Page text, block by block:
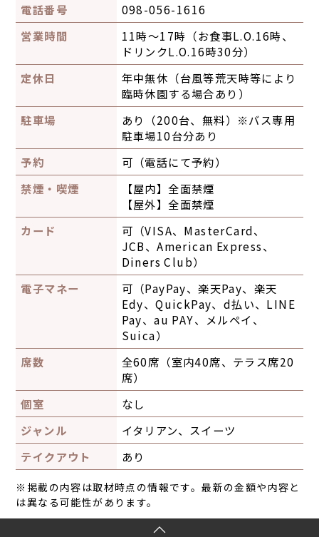
電話番号
098-056-1616
営業時間
11時〜17時（お食事L.O.16時、
ドリンクL.O.16時30分）
定休日
年中無休（台風等荒天時等により
臨時休園する場合あり）
駐車場
あり（200台、無料）※バス専用
駐車場10台分あり
予約
可（電話にて予約）
禁煙・喫煙
【屋内】全面禁煙
【屋外】全面禁煙
カード
可（VISA、MasterCard、
JCB、American Express、
Diners Club）
電子マネー
可（PayPay、楽天Pay、楽天
Edy、QuickPay、d払い、LINE
Pay、au PAY、メルペイ、
Suica）
席数
全60席（室内40席、テラス席20
席）
個室
なし
ジャンル
イタリアン、スイーツ
テイクアウト
あり
※掲載の内容は取材時点の情報です。最新の金額や内容と
は異なる可能性があります。